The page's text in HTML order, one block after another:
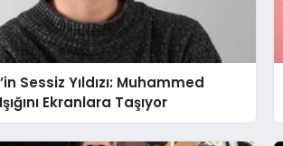
Sessiz Yıldızı: Muhammed
Ekranlara Taşıyor